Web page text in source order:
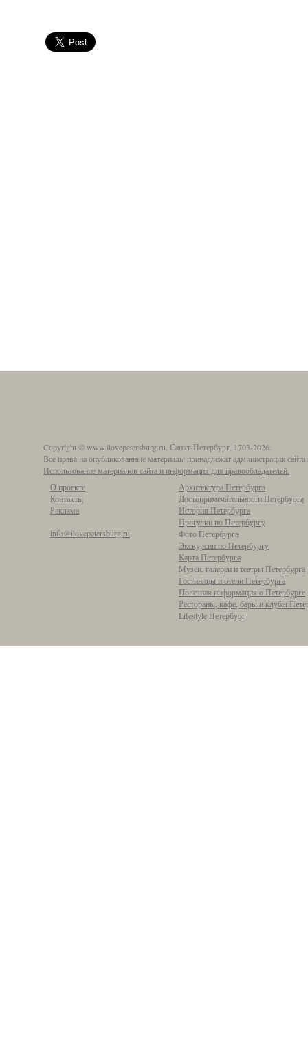
Copyright © www.ilovepetersburg.ru, Санкт-Петербург, 1703-2026.
Все права на опубликованные материалы принадлежат администрации
Использование материалов сайта и информация для правообладателей.
О проекте
Контакты
Реклама
info@ilovepetersburg.ru
Архитектура Петербурга
Достопримечательности Петербурга
История Петербурга
Прогулки по Петербургу
Фото Петербурга
Экскурсии по Петербургу
Карта Петербурга
Музеи, галереи и театры Петербурга
Гостиницы и отели Петербурга
Полезная информация о Петербурге
Рестораны, кафе, бары и клубы
Lifestyle Петербург